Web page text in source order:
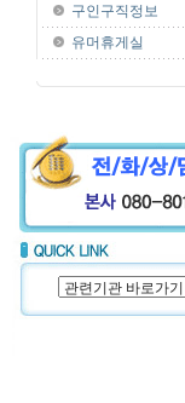
구인구직정보
유머휴게실